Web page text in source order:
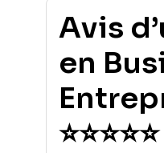
Avis
en
⭐⭐⭐⭐⭐